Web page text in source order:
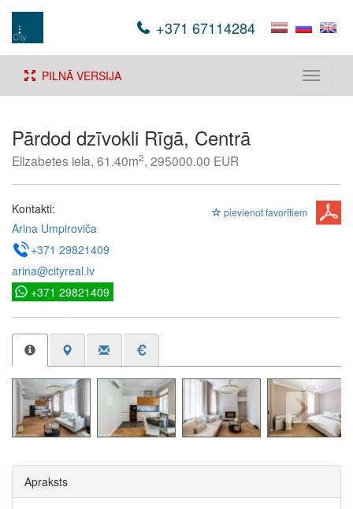
+371 67114284
Toggle
PILNĀ VERSIJA
Pārdod dzīvokli Rīgā, Centrā
Elizabetes iela, 61.40m2, 295000.00 EUR
pievienot favorītiem
Kontakti:
Arina Umpiroviča
+371 29821409
arina@cityreal.lv
+371 29821409
Apraksts